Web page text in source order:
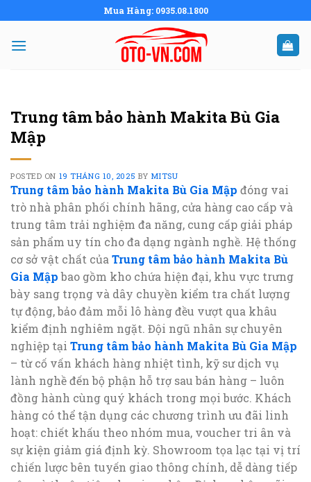
to
content
Mua Hàng: 0935.08.1800
Trung tâm bảo hành Makita Bù Gia
Mập
POSTED ON 19 THÁNG 10, 2025 BY MITSU
Trung tâm bảo hành Makita Bù Gia Mập đóng vai
trò nhà phân phối chính hãng, cửa hàng cao cấp và
trung tâm trải nghiệm đa năng, cung cấp giải pháp
sản phẩm uy tín cho đa dạng ngành nghề. Hệ thống
cơ sở vật chất của Trung tâm bảo hành Makita Bù
Gia Mậpbao gồm kho chứa hiện đại, khu vực trưng
bày sang trọng và dây chuyền kiểm tra chất lượng
tự động, bảo đảm mỗi lô hàng đều vượt qua khâu
kiểm định nghiêm ngặt. Đội ngũ nhân sự chuyên
nghiệp tại Trung tâm bảo hành Makita Bù Gia Mập
– từ cố vấn khách hàng nhiệt tình, kỹ sư dịch vụ
lành nghề đến bộ phận hỗ trợ sau bán hàng – luôn
đồng hành cùng quý khách trong mọi bước. Khách
hàng có thể tận dụng các chương trình ưu đãi linh
hoạt: chiết khấu theo nhóm mua, voucher tri ân và
sự kiện giảm giá định kỳ. Showroom tọa lạc tại vị trí
chiến lược bên tuyến giao thông chính, dễ dàng tiếp